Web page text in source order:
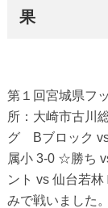
果
第１回宮城県フ
所：大崎市古川
グ Bブロック
属小 3-0 ☆勝ち
ント vs 仙台若
みで戦いました